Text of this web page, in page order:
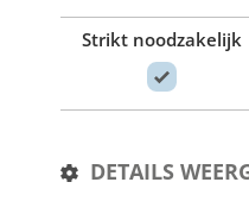
maandag 22 december
Strikt noodzakelijk
DETAILS